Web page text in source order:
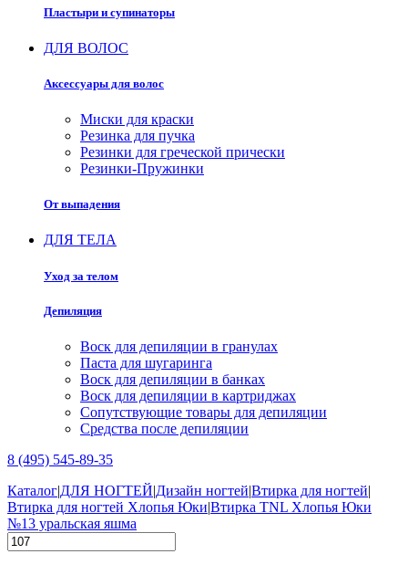
Пластыри и супинаторы
ДЛЯ ВОЛОС
Аксессуары для волос
Миски для краски
Резинка для пучка
Резинки для греческой прически
Резинки-Пружинки
От выпадения
ДЛЯ ТЕЛА
Уход за телом
Депиляция
Воск для депиляции в гранулах
Паста для шугаринга
Воск для депиляции в банках
Воск для депиляции в картриджах
Сопутствующие товары для депиляции
Средства после депиляции
8 (495) 545-89-35
Каталог|ДЛЯ НОГТЕЙ|Дизайн ногтей|Втирка для ногтей|
Втирка для ногтей Хлопья Юки|Втирка TNL Хлопья Юки
№13 уральская яшма